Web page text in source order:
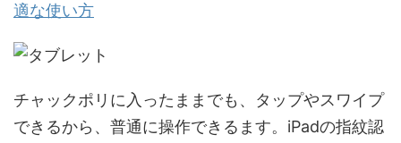
適な使い方
チャックポリに入ったままでも、タップやスワイプ
できるから、普通に操作できるます。iPadの指紋認